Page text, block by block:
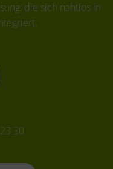
die sich nahtlos in
30